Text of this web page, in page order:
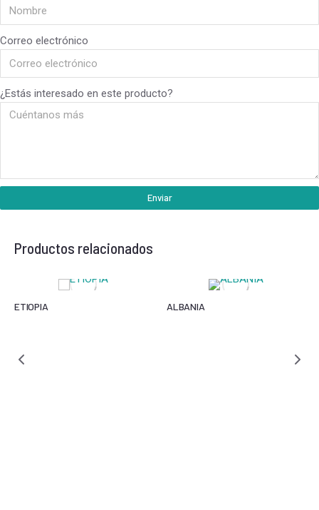
Correo electrónico
¿Estás interesado en este producto?
Enviar
Productos relacionados
ETIOPIA ALBANIA